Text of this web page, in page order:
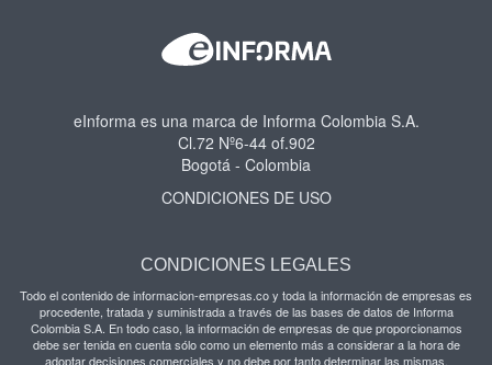
eInforma es una marca de Informa Colombia S.A.
Cl.72 Nº6-44 of.902
Bogotá - Colombia
CONDICIONES DE USO
CONDICIONES LEGALES
Todo el contenido de informacion-empresas.co y toda la información de empresas es
procedente, tratada y suministrada a través de las bases de datos de Informa
Colombia S.A. En todo caso, la información de empresas de que proporcionamos
debe ser tenida en cuenta sólo como un elemento más a considerar a la hora de
adoptar decisiones comerciales y no debe por tanto determinar las mismas.